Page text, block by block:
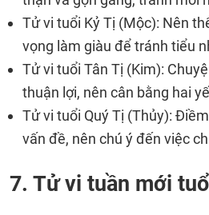
Tử vi tuổi Kỷ Tị (Mộc): Nên
vọng làm giàu để tránh tiểu
Tử vi tuổi Tân Tị (Kim):
thuận lợi, nên cân bằng hai
Tử vi tuổi Quý Tị (Thủy):
vấn đề, nên chú ý đến việc
7. Tử vi tuần mới